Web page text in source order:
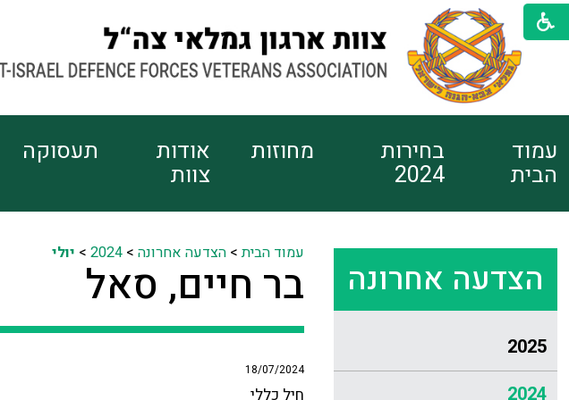
עמוד
הבית
בחירות
2024
מחוזות אודות
צוות
תעסוקה
הצדעה אחרונה
2025
2024
עמוד הבית>הצדעה אחרונה >
2024
> יולי
בר חיים, סאל
18/07/2024
חיל כללי